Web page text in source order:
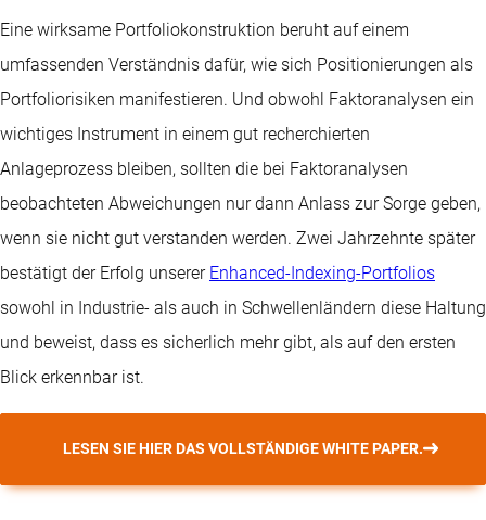
Eine wirksame Portfoliokonstruktion beruht auf einem
umfassenden Verständnis dafür, wie sich Positionierungen als
Portfoliorisiken manifestieren. Und obwohl Faktoranalysen ein
wichtiges Instrument in einem gut recherchierten
Anlageprozess bleiben, sollten die bei Faktoranalysen
beobachteten Abweichungen nur dann Anlass zur Sorge geben,
wenn sie nicht gut verstanden werden. Zwei Jahrzehnte später
bestätigt der Erfolg unserer Enhanced-Indexing-Portfolios
sowohl in Industrie- als auch in Schwellenländern diese Haltung
und beweist, dass es sicherlich mehr gibt, als auf den ersten
Blick erkennbar ist.
LESEN SIE HIER DAS VOLLSTÄNDIGE WHITE PAPER.